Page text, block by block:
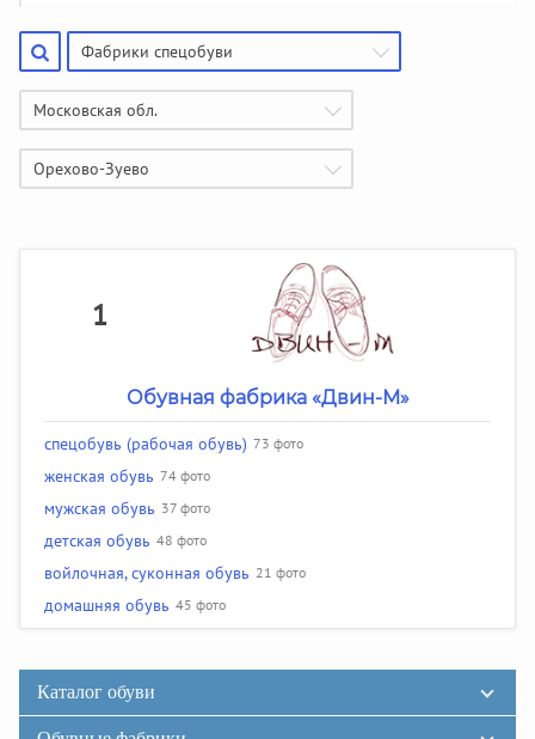
Фабрики спецобуви
Московская обл.
Орехово-Зуево
1
Обувная фабрика «Двин-М»
спецобувь (рабочая обувь) 73 фото
женская обувь 74 фото
мужская обувь 37 фото
детская обувь 48 фото
войлочная, суконная обувь 21 фото
домашняя обувь 45 фото
Каталог обуви